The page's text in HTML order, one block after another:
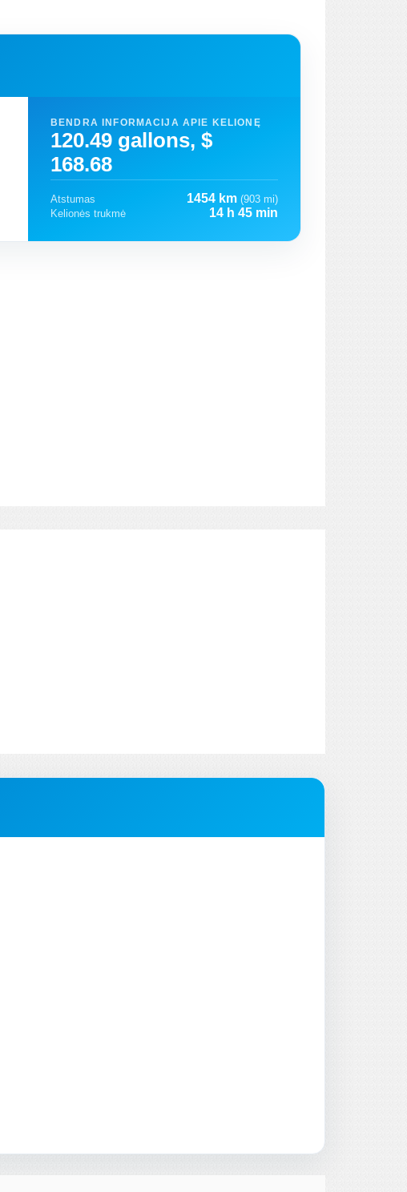
BENDRA INFORMACIJA APIE KELIONĘ
120.49 gallons, $
168.68
Atstumas 1454 km (903 mi)
Kelionės trukmė
14 h 45 min